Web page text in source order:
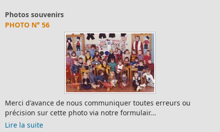
Photos souvenirs
PHOTO N° 56
Merci d'avance de nous communiquer toutes erreurs ou
précision sur cette photo via notre formulair...
Lire la suite